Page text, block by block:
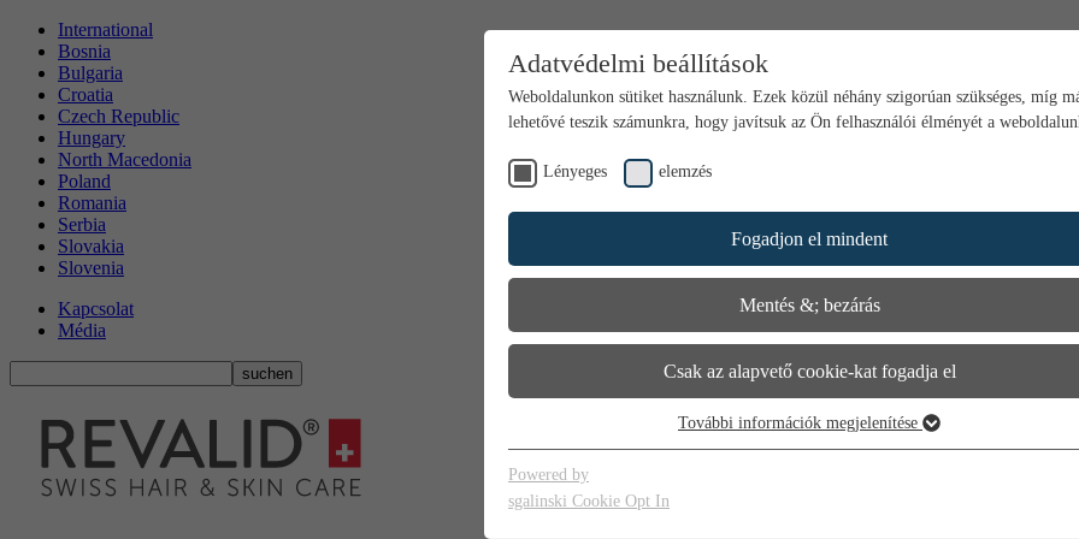
International
Bosnia
Bulgaria
Croatia
Czech Republic
Hungary
North Macedonia
Poland
Romania
Serbia
Slovakia
Slovenia
Kapcsolat
Média
Adatvédelmi beállítások
Weboldalunkon sütiket használunk. Ezek közül néhány szigorúan szükséges, míg
lehetővé teszik számunkra, hogy javítsuk az Ön felhasználói élményét a
Lényeges elemzés
Fogadjon el mindent
Mentés &; bezárás
Csak az alapvető cookie-kat fogadja el
Az alapvető cookie-k a weboldal alapvető funkcióihoz szükségesek. Ez biztosítja a
weboldal megfelelő működését.
További információk megjelenítése
Powered by
sgalinski Cookie Opt In